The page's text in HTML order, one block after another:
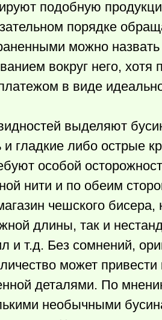
подобную
порядке
можно
вокруг него, хотя
в виде
выделяют
и гладкие либо острые
особой
нити и по обеим
чешского
длины, так и
и т.д. Без сомнений,
может
деталями. По
необычными